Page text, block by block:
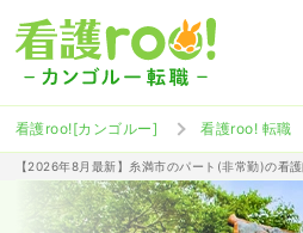
看護roo![カンゴルー] 看護roo! 転職
【2026年8月最新】糸満市のパート(非常勤)の看